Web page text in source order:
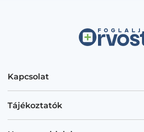
Kapcsolat
Tájékoztatók